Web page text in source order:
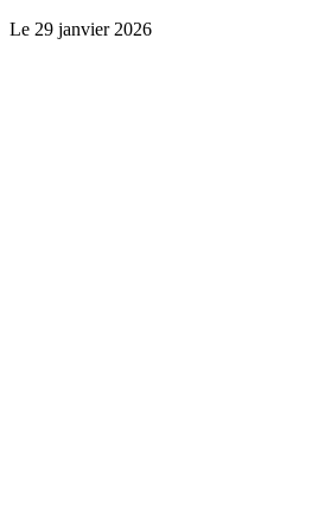
Le 29 janvier 2026